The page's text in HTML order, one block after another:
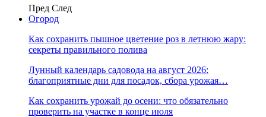
Пред След
Огород
Как сохранить пышное цветение роз в летнюю жару:
секреты правильного полива
Лунный календарь садовода на август 2026:
благоприятные дни для посадок, сбора урожая…
Как сохранить урожай до осени: что обязательно
проверить на участке в конце июля